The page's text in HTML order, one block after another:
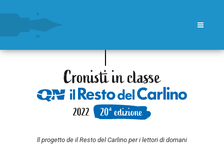
ll progetto de il Resto del Carlino per i lettori di domani